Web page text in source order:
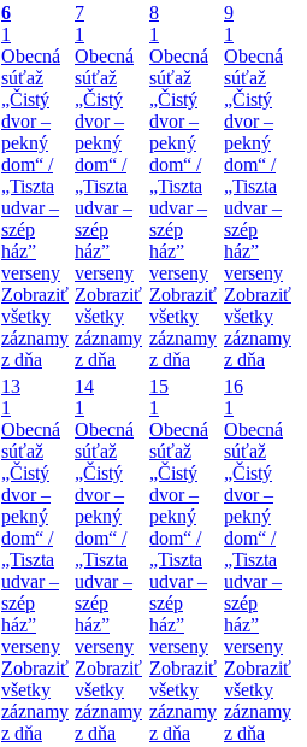
6
1
Obecná
súťaž
„Čistý
dvor –
pekný
dom“ /
„Tiszta
udvar –
szép
ház”
verseny
Zobraziť
všetky
záznamy
z dňa
7
1
Obecná
súťaž
„Čistý
dvor –
pekný
dom“ /
„Tiszta
udvar –
szép
ház”
verseny
Zobraziť
všetky
záznamy
z dňa
8
1
Obecná
súťaž
„Čistý
dvor –
pekný
dom“ /
„Tiszta
udvar –
szép
ház”
verseny
Zobraziť
všetky
záznamy
z dňa
9
1
Obecná
súťaž
„Čistý
dvor –
pekný
dom“ /
„Tiszta
udvar –
szép
ház”
verseny
Zobraziť
všetky
záznamy
z dňa
13
1
Obecná
súťaž
„Čistý
dvor –
pekný
dom“ /
„Tiszta
udvar –
szép
ház”
verseny
Zobraziť
všetky
záznamy
z dňa
14
1
Obecná
súťaž
„Čistý
dvor –
pekný
dom“ /
„Tiszta
udvar –
szép
ház”
verseny
Zobraziť
všetky
záznamy
z dňa
15
1
Obecná
súťaž
„Čistý
dvor –
pekný
dom“ /
„Tiszta
udvar –
szép
ház”
verseny
Zobraziť
všetky
záznamy
z dňa
16
1
Obecná
súťaž
„Čistý
dvor –
pekný
dom“ /
„Tiszta
udvar –
szép
ház”
verseny
Zobraziť
všetky
záznamy
z dňa